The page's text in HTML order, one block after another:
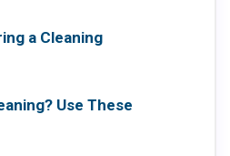
a Cleaning
Use These